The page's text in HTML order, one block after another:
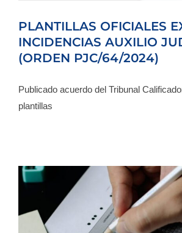
PLANTILLAS OFICIALES
INCIDENCIAS AUXILIO
(ORDEN PJC/64/2024)
Publicado acuerdo del Tribunal
plantillas